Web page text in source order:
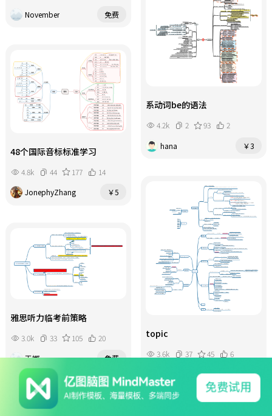
November
免费
系动词be的语法
4.2k 2 93
2
hana
￥3
48个国际音标标准学习
4.8k 44 177
14
JonephyZhang
￥5
topic
3.6k 37 45
6
464978623@qq.com
免费
雅思听力临考前策略
3.0k 33 105
20
王娜
免费